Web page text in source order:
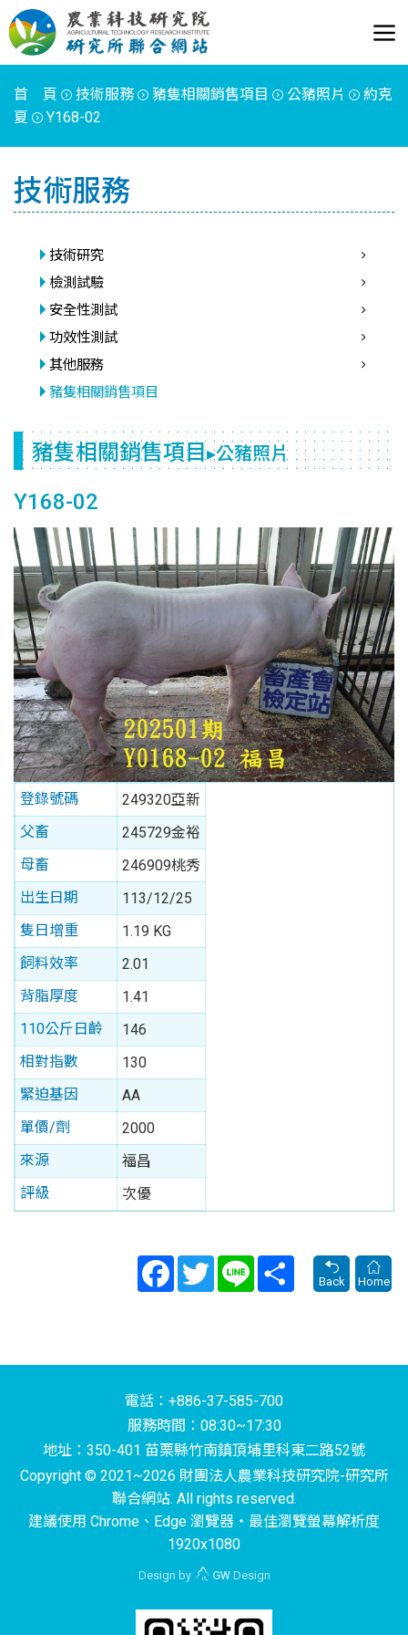
首 頁 技術服務 豬隻相關銷售項目 公豬照片
約克
夏
Y168-02
技術服務
技術研究
檢測試驗
安全性測試
功效性測試
其他服務
豬隻相關銷售項目
豬隻相關銷售項目▸公豬照片
Y168-02
登錄號碼
249320亞新
父畜
245729金裕
母畜
246909桃秀
出生日期
113/12/25
隻日增重
1.19 KG
飼料效率
2.01
背脂厚度
1.41
110公斤日齡
146
相對指數
130
緊迫基因
AA
單價/劑
2000
來源
福昌
評級
次優
FacebookTwitter Line
Share
Back
Home
電話：+886-37-585-700
服務時間：08:30~17:30
地址：350-401 苗栗縣竹南鎮頂埔里科東二路52號
Copyright © 2021~2026 財團法人農業科技研究院-研究所
聯合網站. All rights reserved.
建議使用 Chrome、Edge 瀏覽器‧最佳瀏覽螢幕解析度
1920x1080
Design by GWDesign